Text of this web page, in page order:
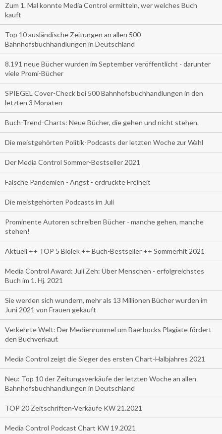
Zum 1. Mal konnte Media Control ermitteln, wer welches Buch
kauft
Top 10 ausländische Zeitungen an allen 500
Bahnhofsbuchhandlungen in Deutschland
8.191 neue Bücher wurden im September veröffentlicht - darunter
viele Promi-Bücher
SPIEGEL Cover-Check bei 500 Bahnhofsbuchhandlungen in den
letzten 3 Monaten
Buch-Trend-Charts: Neue Bücher, die gehen und nicht stehen.
Die meistgehörten Politik-Podcasts der letzten Woche zur Wahl
Der Media Control Sommer-Bestseller 2021
Falsche Pandemien - Angst - erdrückte Freiheit
Die meistgehörten Podcasts im Juli
Prominente Autoren schreiben Bücher - manche gehen, manche
stehen!
Aktuell ++ TOP 5 Biolek ++ Buch-Bestseller ++ Sommerhit 2021
Media Control Award: Juli Zeh: Über Menschen - erfolgreichstes
Buch im 1. Hj. 2021
Sie werden sich wundern, mehr als 13 Millionen Bücher wurden im
Juni 2021 von Frauen gekauft
Verkehrte Welt: Der Medienrummel um Baerbocks Plagiate fördert
den Buchverkauf.
Media Control zeigt die Sieger des ersten Chart-Halbjahres 2021
Neu: Top 10 der Zeitungsverkäufe der letzten Woche an allen
Bahnhofsbuchhandlungen in Deutschland
TOP 20 Zeitschriften-Verkäufe KW 21.2021
Media Control Podcast Chart KW 19.2021